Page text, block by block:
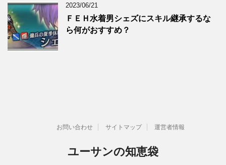
2023/06/21
ＦＥＨ水着男シェズにスキル継承するな
ら何がおすすめ？
お問い合わせ サイトマップ 運営者情報
ユーサンの知恵袋